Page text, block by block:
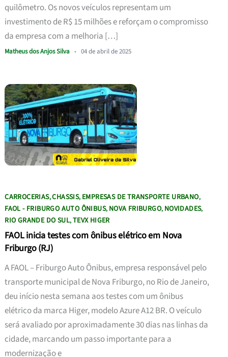
quilômetro. Os novos veículos representam um
investimento de R$ 15 milhões e reforçam o compromisso
da empresa com a melhoria […]
Matheus dos Anjos Silva • 04 de abril de 2025
CARROCERIAS,CHASSIS, EMPRESAS DE TRANSPORTE URBANO,
FAOL - FRIBURGO AUTO ÔNIBUS, NOVA FRIBURGO, NOVIDADES,
RIO GRANDE DO SUL,TEVX HIGER
FAOL inicia testes com ônibus elétrico em Nova
Friburgo (RJ)
A FAOL – Friburgo Auto Ônibus, empresa responsável pelo
transporte municipal de Nova Friburgo, no Rio de Janeiro,
deu início nesta semana aos testes com um ônibus
elétrico da marca Higer, modelo Azure A12 BR. O veículo
será avaliado por aproximadamente 30 dias nas linhas da
cidade, marcando um passo importante para a
modernização e